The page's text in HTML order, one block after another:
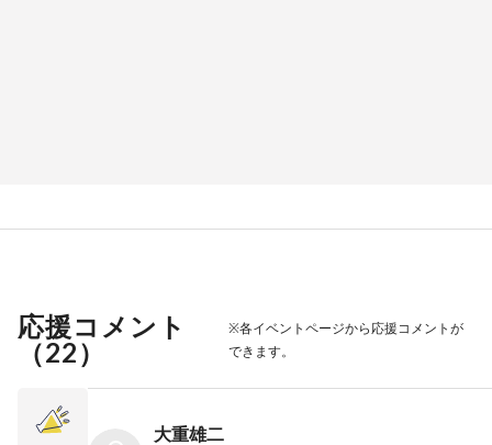
応援コメント
（22）
※各イベントページから応援コメントが
できます。
大重雄二